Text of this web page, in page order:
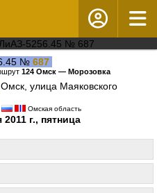
№ 687
124 Омск — Морозовка
, Омск, улица Маяковского
Омская область
г., пятница